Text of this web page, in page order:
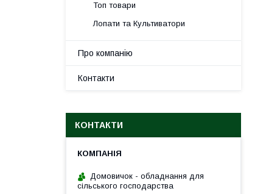
Топ товари
Лопати та Культиватори
Про компанію
Контакти
КОНТАКТИ
Домовичок - обладнання для
сільського господарства